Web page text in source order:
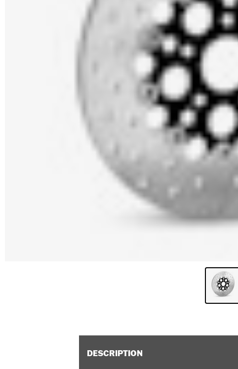
DESCRIPTION